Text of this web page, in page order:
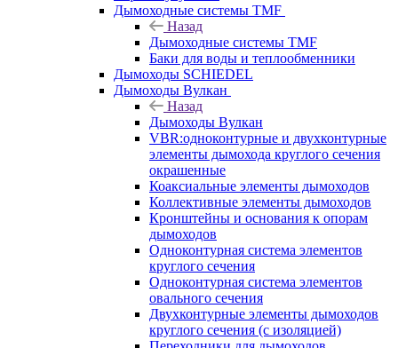
Дымоходные системы TMF
Назад
Дымоходные системы TMF
Баки для воды и теплообменники
Дымоходы SCHIEDEL
Дымоходы Вулкан
Назад
Дымоходы Вулкан
VBR:одноконтурные и двухконтурные
элементы дымохода круглого сечения
окрашенные
Коаксиальные элементы дымоходов
Коллективные элементы дымоходов
Кронштейны и основания к опорам
дымоходов
Одноконтурная система элементов
круглого сечения
Одноконтурная система элементов
овального сечения
Двухконтурные элементы дымоходов
круглого сечения (с изоляцией)